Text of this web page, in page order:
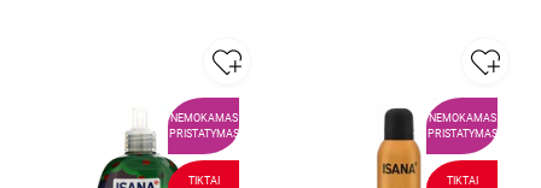
NEMOKAMAS
PRISTATYMAS
TIKTAI
NEMOKAMAS
PRISTATYMAS
TIKTAI